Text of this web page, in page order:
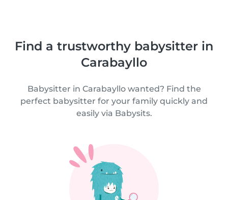
Find a trustworthy babysitter in
Carabayllo
Babysitter in Carabayllo wanted? Find the
perfect babysitter for your family quickly and
easily via Babysits.